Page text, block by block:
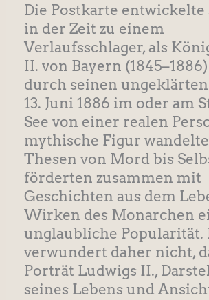
Die Postkarte entwickelte
in der Zeit zu einem
Verlaufsschlager, als
II. von Bayern
durch seinen ungeklärten
13. Juni 1886 im oder am
See von einer realen
mythische Figur
Thesen von Mord bis
förderten zusammen mit
Geschichten aus dem
Wirken des Monarchen
unglaubliche Popularität.
verwundert daher nicht,
Porträt Ludwigs II.,
seines Lebens und